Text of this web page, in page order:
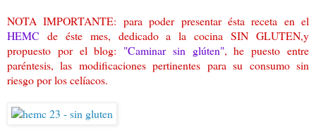
NOTA IMPORTANTE: para poder presentar ésta receta en el
HEMC de éste mes, dedicado a la cocina SIN GLUTEN,y
propuesto por el blog: "Caminar sin glúten", he puesto entre
paréntesis, las modificaciones pertinentes para su consumo sin
riesgo por los celíacos.